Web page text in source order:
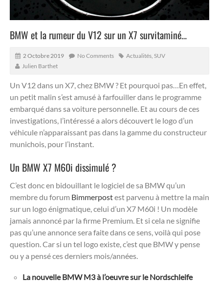
BMW et la rumeur du V12 sur un X7 survitaminé…
2 Octobre 2019 No Comments Actualités SUV
Julien Barthet
Un V12 dans un X7, chez BMW ? Et pourquoi pas…En effet,
un petit malin s’est amusé à farfouiller dans le programme
embarqué dans sa voiture personnelle. Et au cours de ces
investigations, l’intéressé a alors découvert le logo d’un
véhicule n’apparaissant pas dans la gamme du constructeur
munichois, pour l’instant.
Un BMW X7 M60i dissimulé ?
C’est donc en bidouillant le logiciel de sa BMW qu’un
membre du forum Bimmerpostest parvenu à mettre la main
sur un logo énigmatique, celui d’un X7 M60i ! Un modèle
jamais annoncé par la firme Premium. Et si cela ne signifie
pas qu’une annonce sera faite dans ce sens, voilà qui pose
question. Car si un tel logo existe, c’est que BMW y pense
ou y a pensé ces derniers mois/années.
La nouvelle BMW M3 à l’oeuvre sur le Nordschleife